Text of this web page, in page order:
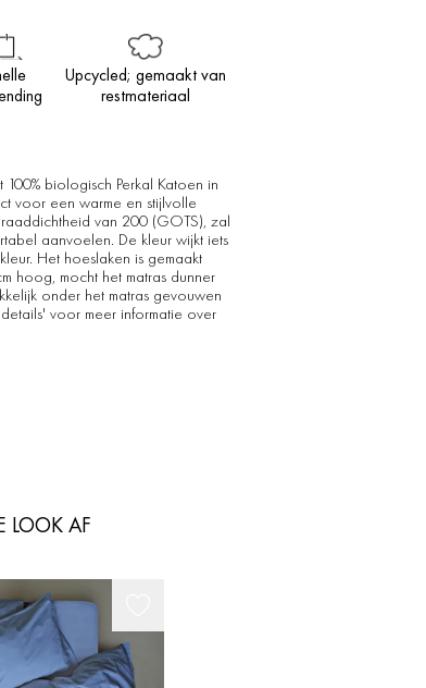
Upcycled; gemaakt van
restmateriaal
biologisch Perkal Katoen in
voor een warme en stijlvolle
van 200 (GOTS), zal
aanvoelen. De kleur wijkt iets
Het hoeslaken is gemaakt
hoog, mocht het matras dunner
onder het matras gevouwen
voor meer informatie over
in de droger, niet bleken,
Gids / Kleur Gids.
are 10,00 euro per order. For
the shipping costs are 20,00 euro
40,00 euro per order. Shipping
per order.
LOOK AF